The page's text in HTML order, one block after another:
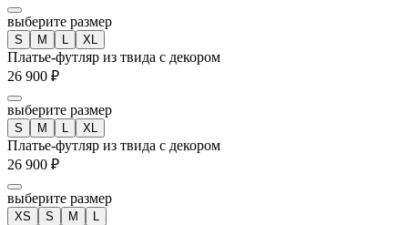
выберите размер
S M L XL
Платье-футляр из твида с декором
26 900 ₽
выберите размер
S M L XL
Платье-футляр из твида с декором
26 900 ₽
выберите размер
XS S M L